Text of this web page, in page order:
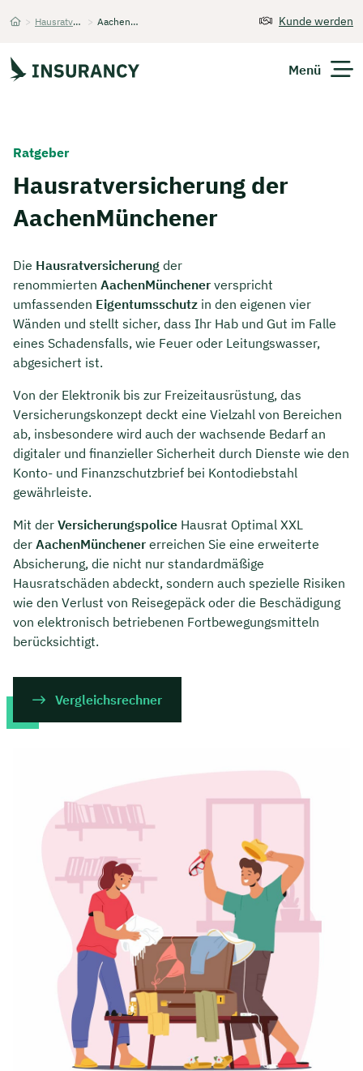
> Hausratversicherung > AachenMünchener Kunde werden
Menü
Finanzen
Über Uns
Kontakt
Ratgeber
Hausratversicherung der
AachenMünchener
Die Hausratversicherung der
renommierten AachenMünchener verspricht
umfassenden Eigentumsschutz in den eigenen vier
Wänden und stellt sicher, dass Ihr Hab und Gut im Falle
eines Schadensfalls, wie Feuer oder Leitungswasser,
abgesichert ist.
Von der Elektronik bis zur Freizeitausrüstung, das
Versicherungskonzept deckt eine Vielzahl von Bereichen
ab, insbesondere wird auch der wachsende Bedarf an
digitaler und finanzieller Sicherheit durch Dienste wie den
Konto- und Finanzschutzbrief bei Kontodiebstahl
gewährleiste.
Mit der Versicherungspolice Hausrat Optimal XXL
der AachenMünchener erreichen Sie eine erweiterte
Absicherung, die nicht nur standardmäßige
Hausratschäden abdeckt, sondern auch spezielle Risiken
wie den Verlust von Reisegepäck oder die Beschädigung
von elektronisch betriebenen Fortbewegungsmitteln
berücksichtigt.
Vergleichsrechner